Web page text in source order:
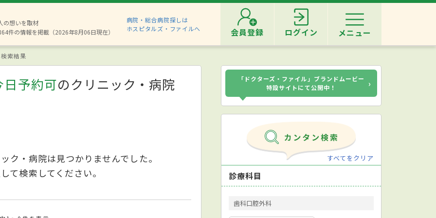
の想いを取材
件の情報を掲載（2026年8月06日現在）
病院・総合病院探しは
ホスピタルズ・ファイルへ
会員登録 ログイン メニュー
索結果
予約可のクリニック・病院
ク・病院は見つかりませんでした。
て検索してください。
「ドクターズ・ファイル」ブランドムービー
特設サイトにて公開中！
›
すべてをクリア
診療科目
歯科口腔外科